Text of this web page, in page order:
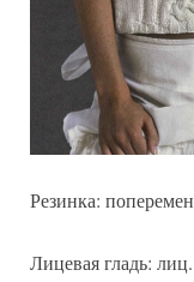
Резинка:
Лицевая гладь: